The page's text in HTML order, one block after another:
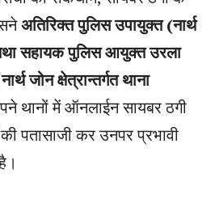
अतिरिक्त पुलिस उपायुक्त (नार्थ
सहायक पुलिस आयुक्त उरला
जोन क्षेत्रान्तर्गत थाना
थानों में ऑनलाईन सायबर ठगी
पतासाजी कर उनपर प्रभावी